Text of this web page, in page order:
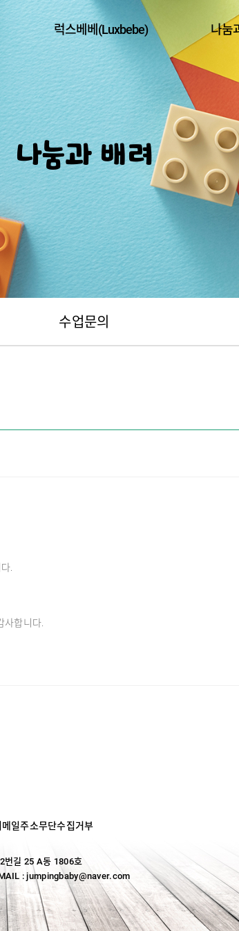
럭스베베(Luxbebe) 나눔
나눔과 배려
수업문의
.
사합니다.
메일주소무단수집거부
번길 25 A동 1806호
: jumpingbaby@naver.com